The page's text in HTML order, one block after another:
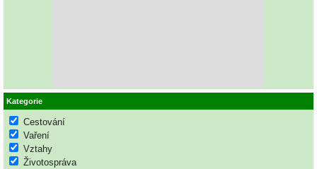
Kategorie
Cestování
Vaření
Vztahy
Životospráva